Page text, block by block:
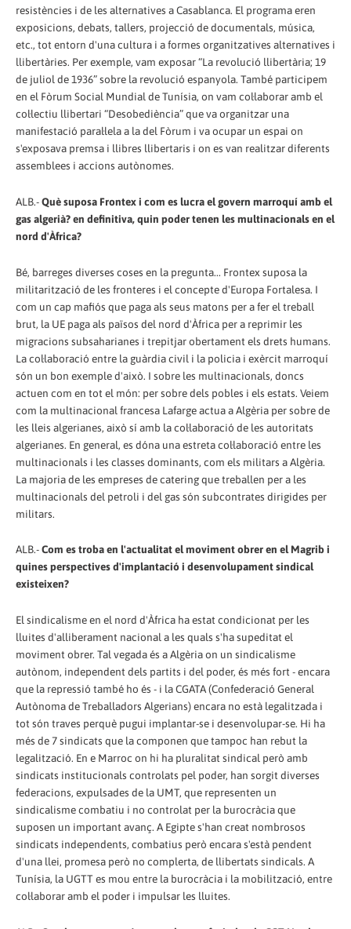
resistències i de les alternatives a Casablanca. El programa eren
exposicions, debats, tallers, projecció de documentals, música,
etc., tot entorn d'una cultura i a formes organitzatives alternatives i
llibertàries. Per exemple, vam exposar “La revolució llibertària; 19
de juliol de 1936” sobre la revolució espanyola. També participem
en el Fòrum Social Mundial de Tunísia, on vam col·laborar amb el
col·lectiu llibertari “Desobediència” que va organitzar una
manifestació paral·lela a la del Fòrum i va ocupar un espai on
s'exposava premsa i llibres llibertaris i on es van realitzar diferents
assemblees i accions autònomes.
ALB.-Què suposa Frontex i com es lucra el govern marroquí amb el
gas algerià? en definitiva, quin poder tenen les multinacionals en el
nord d'Àfrica?
Bé, barreges diverses coses en la pregunta... Frontex suposa la
militarització de les fronteres i el concepte d'Europa Fortalesa. I
com un cap mafiós que paga als seus matons per a fer el treball
brut, la UE paga als països del nord d'Àfrica per a reprimir les
migracions subsaharianes i trepitjar obertament els drets humans.
La col·laboració entre la guàrdia civil i la policia i exèrcit marroquí
són un bon exemple d'això. I sobre les multinacionals, doncs
actuen com en tot el món: per sobre dels pobles i els estats. Veiem
com la multinacional francesa Lafarge actua a Algèria per sobre de
les lleis algerianes, això sí amb la col·laboració de les autoritats
algerianes. En general, es dóna una estreta col·laboració entre les
multinacionals i les classes dominants, com els militars a Algèria.
La majoria de les empreses de catering que treballen per a les
multinacionals del petroli i del gas són subcontrates dirigides per
militars.
ALB.-Com es troba en l'actualitat el moviment obrer en el Magrib i
quines perspectives d'implantació i desenvolupament sindical
existeixen?
El sindicalisme en el nord d'Àfrica ha estat condicionat per les
lluites d'alliberament nacional a les quals s'ha supeditat el
moviment obrer. Tal vegada és a Algèria on un sindicalisme
autònom, independent dels partits i del poder, és més fort - encara
que la repressió també ho és - i la CGATA (Confederació General
Autònoma de Treballadors Algerians) encara no està legalitzada i
tot són traves perquè pugui implantar-se i desenvolupar-se. Hi ha
més de 7 sindicats que la componen que tampoc han rebut la
legalització. En e Marroc on hi ha pluralitat sindical però amb
sindicats institucionals controlats pel poder, han sorgit diverses
federacions, expulsades de la UMT, que representen un
sindicalisme combatiu i no controlat per la burocràcia que
suposen un important avanç. A Egipte s'han creat nombrosos
sindicats independents, combatius però encara s'està pendent
d'una llei, promesa però no complerta, de llibertats sindicals. A
Tunísia, la UGTT es mou entre la burocràcia i la mobilització, entre
col·laborar amb el poder i impulsar les lluites.